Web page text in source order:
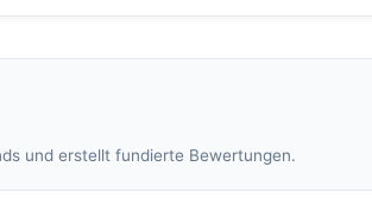
und erstellt fundierte Bewertungen.